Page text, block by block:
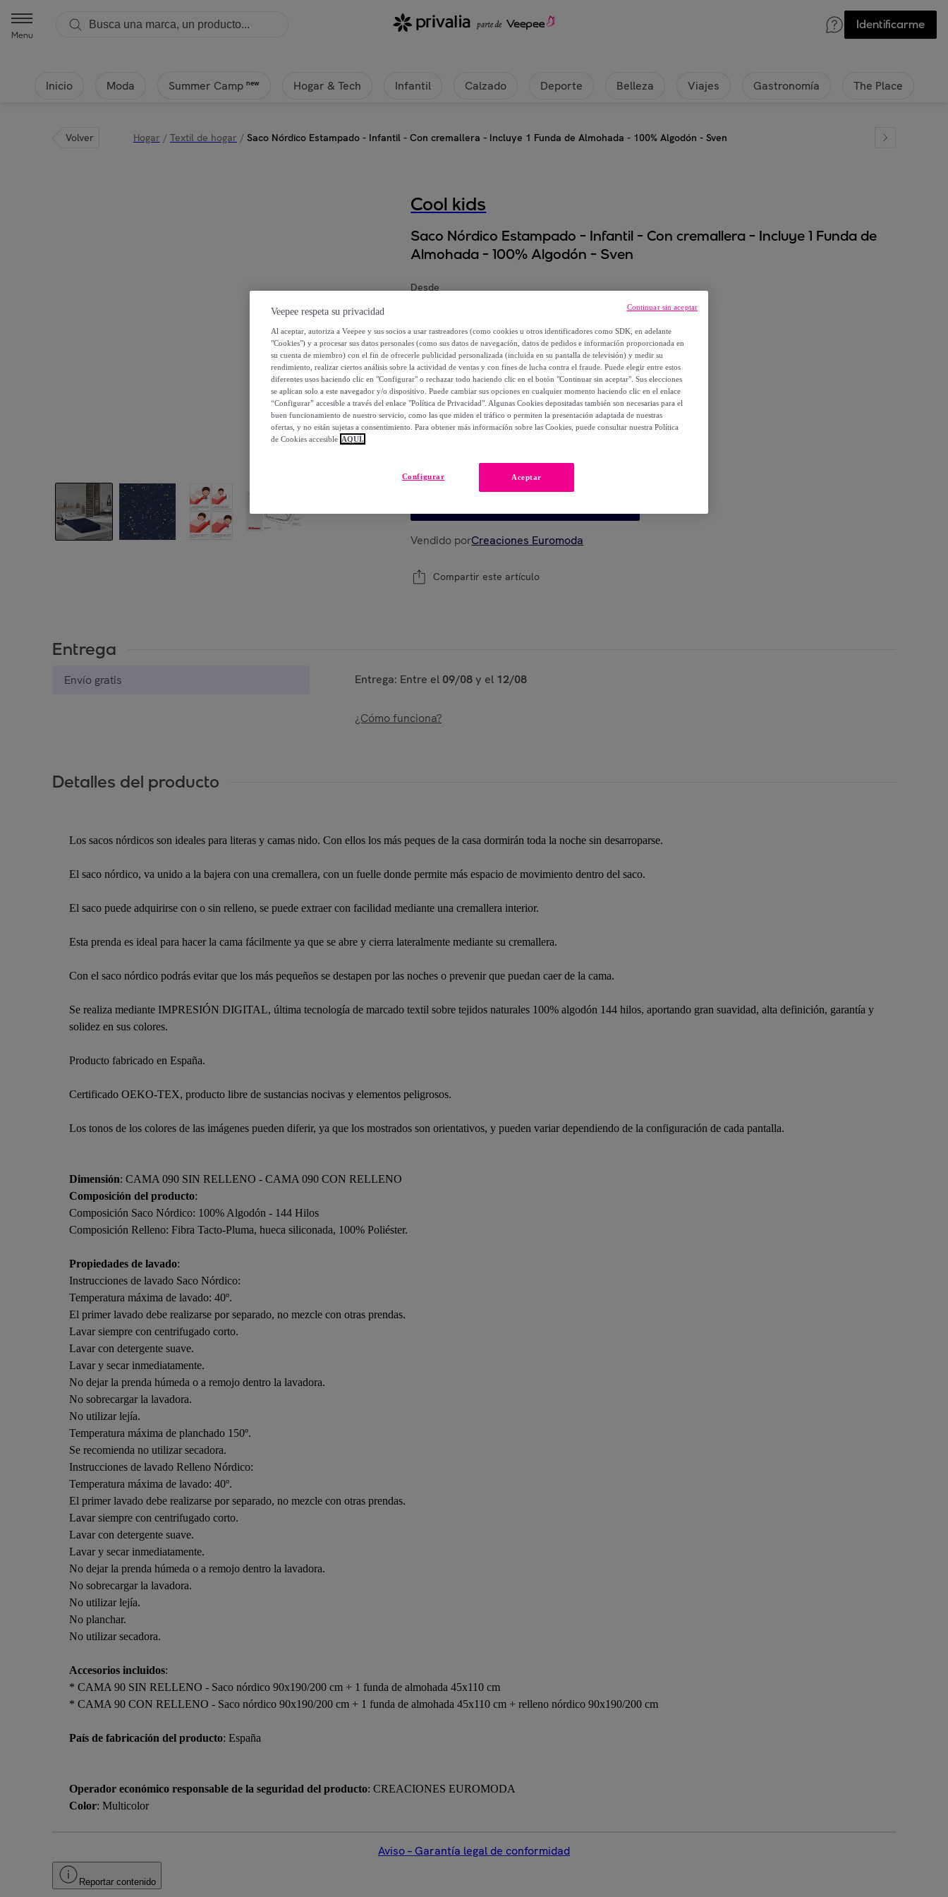
Menu
Identificarme
Inicio Moda Summer Camp new Hogar & Tech Infantil Calzado Deporte Belleza Viajes Gastronomía The Place
Volver Hogar / Textil de hogar / Saco Nórdico Estampado - Infantil - Con cremallera - Incluye 1 Funda de Almohada - 100% Algodón - Sven
Cool kids
Saco Nórdico Estampado - Infantil - Con cremallera - Incluye 1 Funda de
Almohada - 100% Algodón - Sven
Desde
124,00 €
-43%
Elige tu modelo
Elige tu modelo
Vendido porCreaciones Euromoda
Compartir este artículo
Entrega
Envío gratis Entrega: Entre el 09/08y el 12/08
¿Cómo funciona?
Detalles del producto
Los sacos nórdicos son ideales para literas y camas nido. Con ellos los más peques de la casa dormirán toda la noche sin desarroparse.
El saco nórdico, va unido a la bajera con una cremallera, con un fuelle donde permite más espacio de movimiento dentro del saco.
El saco puede adquirirse con o sin relleno, se puede extraer con facilidad mediante una cremallera interior.
Esta prenda es ideal para hacer la cama fácilmente ya que se abre y cierra lateralmente mediante su cremallera.
Con el saco nórdico podrás evitar que los más pequeños se destapen por las noches o prevenir que puedan caer de la cama.
Se realiza mediante IMPRESIÓN DIGITAL, última tecnología de marcado textil sobre tejidos naturales 100% algodón 144 hilos, aportando gran suavidad, alta definición, garantía y
solidez en sus colores.
Producto fabricado en España.
Certificado OEKO-TEX, producto libre de sustancias nocivas y elementos peligrosos.
Los tonos de los colores de las imágenes pueden diferir, ya que los mostrados son orientativos, y pueden variar dependiendo de la configuración de cada pantalla.
Dimensión: CAMA 090 SIN RELLENO - CAMA 090 CON RELLENO
Composición del producto:
Composición Saco Nórdico: 100% Algodón - 144 Hilos
Composición Relleno: Fibra Tacto-Pluma, hueca siliconada, 100% Poliéster.
Propiedades de lavado:
Instrucciones de lavado Saco Nórdico:
Temperatura máxima de lavado: 40º.
El primer lavado debe realizarse por separado, no mezcle con otras prendas.
Lavar siempre con centrifugado corto.
Lavar con detergente suave.
Lavar y secar inmediatamente.
No dejar la prenda húmeda o a remojo dentro la lavadora.
No sobrecargar la lavadora.
No utilizar lejía.
Temperatura máxima de planchado 150º.
Se recomienda no utilizar secadora.
Instrucciones de lavado Relleno Nórdico:
Temperatura máxima de lavado: 40º.
El primer lavado debe realizarse por separado, no mezcle con otras prendas.
Lavar siempre con centrifugado corto.
Lavar con detergente suave.
Lavar y secar inmediatamente.
No dejar la prenda húmeda o a remojo dentro la lavadora.
No sobrecargar la lavadora.
No utilizar lejía.
No planchar.
No utilizar secadora.
Accesorios incluidos:
* CAMA 90 SIN RELLENO - Saco nórdico 90x190/200 cm + 1 funda de almohada 45x110 cm
* CAMA 90 CON RELLENO - Saco nórdico 90x190/200 cm + 1 funda de almohada 45x110 cm + relleno nórdico 90x190/200 cm
País de fabricación del producto: España
Operador económico responsable de la seguridad del producto: CREACIONES EUROMODA
Color: Multicolor
Aviso – Garantía legal de conformidad
Reportar contenido
Veepee respeta su privacidad
Al aceptar, autoriza a Veepee y sus socios a usar rastreadores (como cookies u otros identificadores como SDK, en adelante
"Cookies") y a procesar sus datos personales (como sus datos de navegación, datos de pedidos e información proporcionada en
su cuenta de miembro) con el fin de ofrecerle publicidad personalizada (incluida en su pantalla de televisión) y medir su
rendimiento, realizar ciertos análisis sobre la actividad de ventas y con fines de lucha contra el fraude. Puede elegir entre estos
diferentes usos haciendo clic en "Configurar" o rechazar todo haciendo clic en el botón "Continuar sin aceptar". Sus elecciones
se aplican solo a este navegador y/o dispositivo. Puede cambiar sus opciones en cualquier momento haciendo clic en el enlace
“Configurar” accesible a través del enlace "Política de Privacidad". Algunas Cookies depositadas también son necesarias para el
buen funcionamiento de nuestro servicio, como las que miden el tráfico o permiten la presentación adaptada de nuestras
ofertas, y no están sujetas a consentimiento. Para obtener más información sobre las Cookies, puede consultar nuestra Política
de Cookies accesible AQUÍ.
Aceptar
Configurar
Continuar sin aceptar